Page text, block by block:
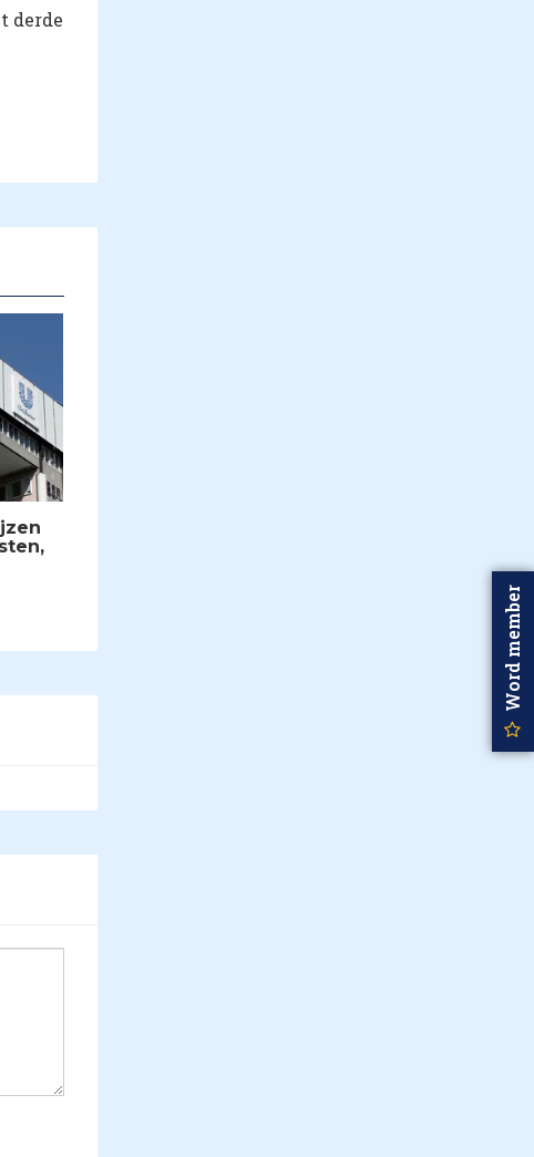
derde
Word member